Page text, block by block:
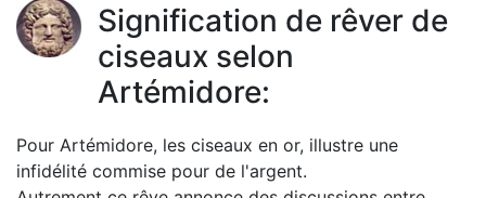
Signification de rêver de
ciseaux selon
Artémidore:
Pour Artémidore, les ciseaux en or, illustre une
infidélité commise pour de l'argent.